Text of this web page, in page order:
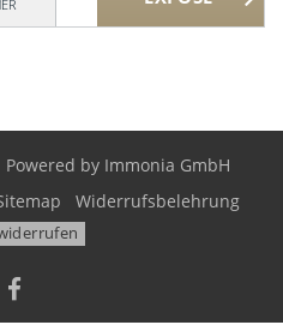
Powered by Immonia GmbH
Widerrufsbelehrung